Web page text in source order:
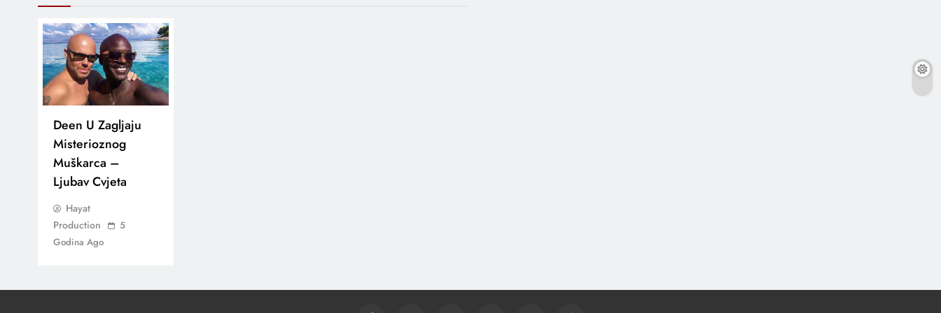
Deen U Zagljaju
Misterioznog
Muškarca –
Ljubav Cvjeta
Hayat
Production
5
Godina Ago